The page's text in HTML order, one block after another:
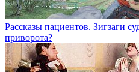
Рассказы пациентов. Зигзаги
приворота?